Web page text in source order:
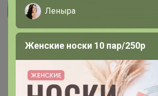
Как сделать заказ?
Как получить?
Леныра
Женские носки 10 пар/250р